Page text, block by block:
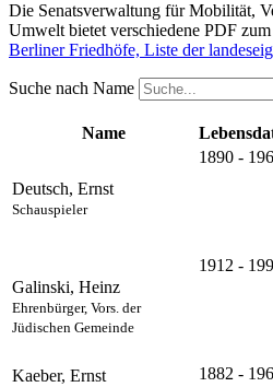
Die Senatsverwaltung für Mobilität,
Umwelt bietet verschiedene PDF
Berliner Friedhöfe, Liste der
Suche nach Name
Name
Deutsch, Ernst
Schauspieler
1890 -
Galinski, Heinz
Ehrenbürger, Vors. der
Jüdischen Gemeinde
1912 -
Kaeber, Ernst 1882 -